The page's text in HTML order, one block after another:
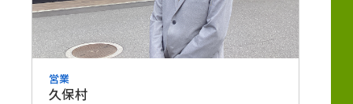
営業
久保村